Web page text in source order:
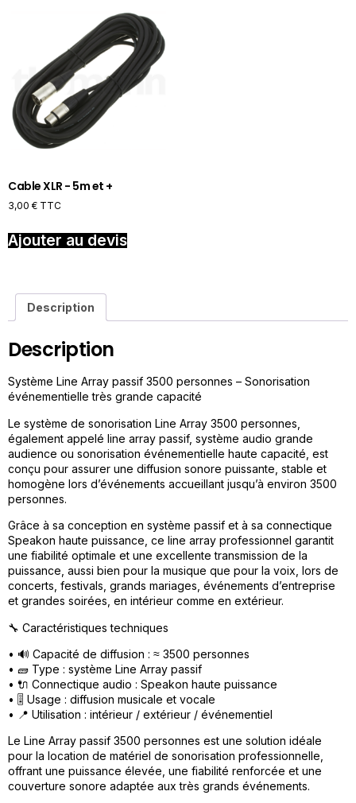
Cable XLR - 5m et +
3,00 € TTC
Ajouter au devis
Description
Description
Système Line Array passif 3500 personnes – Sonorisation
événementielle très grande capacité
Le système de sonorisation Line Array 3500 personnes,
également appelé line array passif, système audio grande
audience ou sonorisation événementielle haute capacité, est
conçu pour assurer une diffusion sonore puissante, stable et
homogène lors d’événements accueillant jusqu’à environ 3500
personnes.
Grâce à sa conception en système passif et à sa connectique
Speakon haute puissance, ce line array professionnel garantit
une fiabilité optimale et une excellente transmission de la
puissance, aussi bien pour la musique que pour la voix, lors de
concerts, festivals, grands mariages, événements d’entreprise
et grandes soirées, en intérieur comme en extérieur.
🔧 Caractéristiques techniques
• 🔊 Capacité de diffusion : ≈ 3500 personnes
• 🧱 Type : système Line Array passif
• 🔌 Connectique audio : Speakon haute puissance
• 🎚️ Usage : diffusion musicale et vocale
• 📍 Utilisation : intérieur / extérieur / événementiel
Le Line Array passif 3500 personnes est une solution idéale
pour la location de matériel de sonorisation professionnelle,
offrant une puissance élevée, une fiabilité renforcée et une
couverture sonore adaptée aux très grands événements.